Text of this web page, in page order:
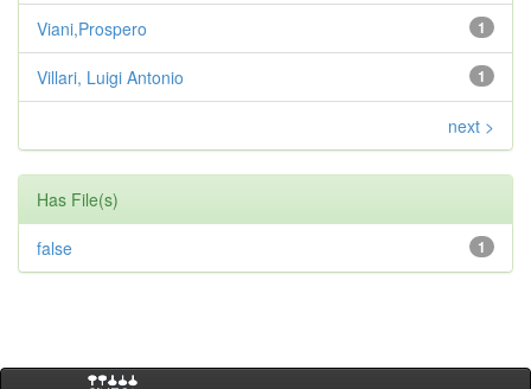
1
Viani,Prospero
1
Villari, Luigi Antonio
next >
Has File(s)
1
false